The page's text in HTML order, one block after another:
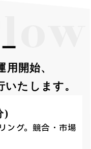
開始、
たします。
)
ング。競合・市場